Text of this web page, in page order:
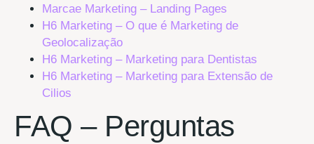
Marcae Marketing – Landing Pages
H6 Marketing – O que é Marketing de
Geolocalização
H6 Marketing – Marketing para Dentistas
H6 Marketing – Marketing para Extensão de
Cilios
FAQ – Perguntas